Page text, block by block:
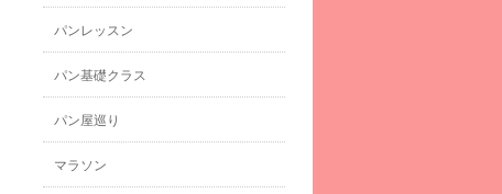
パンレッスン
パン基礎クラス
パン屋巡り
マラソン